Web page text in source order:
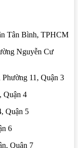
Tân Bình, TPHCM
Nguyễn Cư
11, Quận 3
Quận 4
Quận 5
6
Quận 7